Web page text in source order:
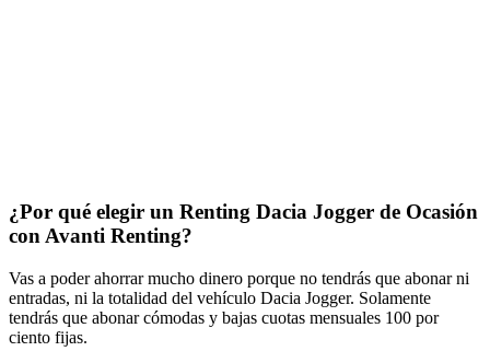
¿Por qué elegir un Renting Dacia Jogger de Ocasión
con Avanti Renting?
Vas a poder ahorrar mucho dinero porque no tendrás que abonar ni
entradas, ni la totalidad del vehículo Dacia Jogger. Solamente
tendrás que abonar cómodas y bajas cuotas mensuales 100 por
ciento fijas.